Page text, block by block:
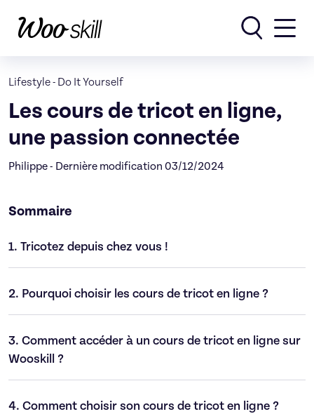
Lifestyle- Do It Yourself
Les cours de tricot en ligne,
une passion connectée
Philippe - Dernière modification 03/12/2024
Sommaire
1. Tricotez depuis chez vous !
2. Pourquoi choisir les cours de tricot en ligne ?
3. Comment accéder à un cours de tricot en ligne sur
Wooskill ?
4. Comment choisir son cours de tricot en ligne ?